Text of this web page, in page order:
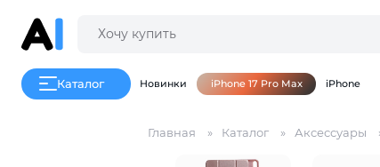
Каталог Новинки iPhone 17 Pro Max iPhone
Главная Каталог Аксессуары